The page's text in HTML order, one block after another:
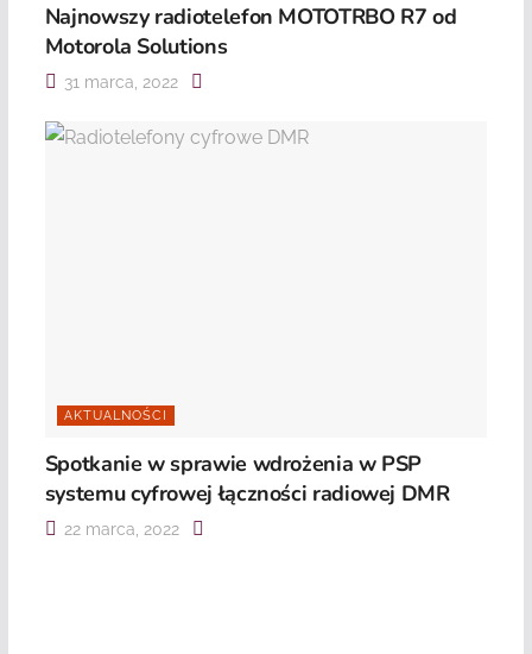
Najnowszy radiotelefon MOTOTRBO R7 od
Motorola Solutions
31 marca, 2022
AKTUALNOŚCI
Spotkanie w sprawie wdrożenia w PSP
systemu cyfrowej łączności radiowej DMR
22 marca, 2022